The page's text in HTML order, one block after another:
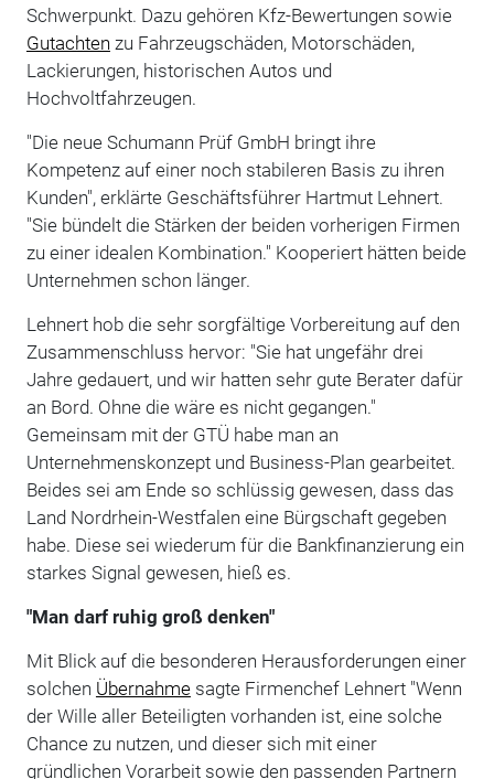
Schwerpunkt. Dazu gehören Kfz-Bewertungen sowie
Gutachten zu Fahrzeugschäden, Motorschäden,
Lackierungen, historischen Autos und
Hochvoltfahrzeugen.
"Die neue Schumann Prüf GmbH bringt ihre
Kompetenz auf einer noch stabileren Basis zu ihren
Kunden", erklärte Geschäftsführer Hartmut Lehnert.
"Sie bündelt die Stärken der beiden vorherigen Firmen
zu einer idealen Kombination." Kooperiert hätten beide
Unternehmen schon länger.
Lehnert hob die sehr sorgfältige Vorbereitung auf den
Zusammenschluss hervor: "Sie hat ungefähr drei
Jahre gedauert, und wir hatten sehr gute Berater dafür
an Bord. Ohne die wäre es nicht gegangen."
Gemeinsam mit der GTÜ habe man an
Unternehmenskonzept und Business-Plan gearbeitet.
Beides sei am Ende so schlüssig gewesen, dass das
Land Nordrhein-Westfalen eine Bürgschaft gegeben
habe. Diese sei wiederum für die Bankfinanzierung ein
starkes Signal gewesen, hieß es.
"Man darf ruhig groß denken"
Mit Blick auf die besonderen Herausforderungen einer
solchen Übernahmesagte Firmenchef Lehnert "Wenn
der Wille aller Beteiligten vorhanden ist, eine solche
Chance zu nutzen, und dieser sich mit einer
gründlichen Vorarbeit sowie den passenden Partnern